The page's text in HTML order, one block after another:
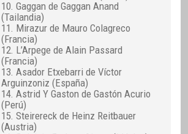
10. Gaggan de Gaggan Anand
(Tailandia)
11. Mirazur de Mauro Colagreco
(Francia)
12. L’Arpege de Alain Passard
(Francia)
13. Asador Etxebarri de Víctor
Arguinzoniz (España)
14. Astrid Y Gaston de Gastón Acurio
(Perú)
15. Steirereck de Heinz Reitbauer
(Austria)